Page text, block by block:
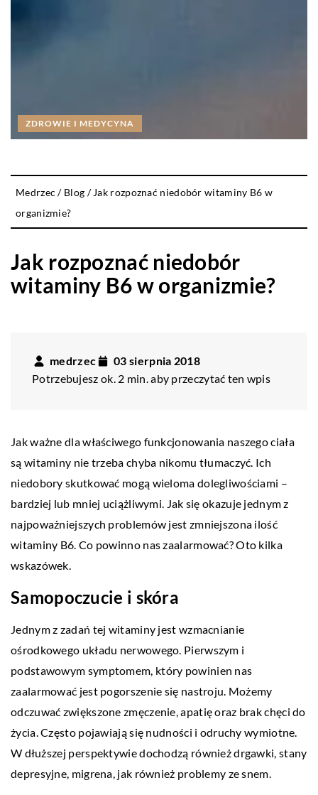
ZDROWIE I MEDYCYNA
Medrzec / Blog / Jak rozpoznać niedobór witaminy B6 w
organizmie?
Jak rozpoznać niedobór
witaminy B6 w organizmie?
medrzec
03 sierpnia 2018
Potrzebujesz ok. 2 min. aby przeczytać ten wpis
Jak ważne dla właściwego funkcjonowania naszego ciała
są witaminy nie trzeba chyba nikomu tłumaczyć. Ich
niedobory skutkować mogą wieloma dolegliwościami –
bardziej lub mniej uciążliwymi. Jak się okazuje jednym z
najpoważniejszych problemów jest zmniejszona ilość
witaminy B6. Co powinno nas zaalarmować? Oto kilka
wskazówek.
Samopoczucie i skóra
Jednym z zadań tej witaminy jest wzmacnianie
ośrodkowego układu nerwowego. Pierwszym i
podstawowym symptomem, który powinien nas
zaalarmować jest pogorszenie się nastroju. Możemy
odczuwać zwiększone zmęczenie, apatię oraz brak chęci do
życia. Często pojawiają się nudności i odruchy wymiotne.
W dłuższej perspektywie dochodzą również drgawki, stany
depresyjne, migrena, jak również problemy ze snem.